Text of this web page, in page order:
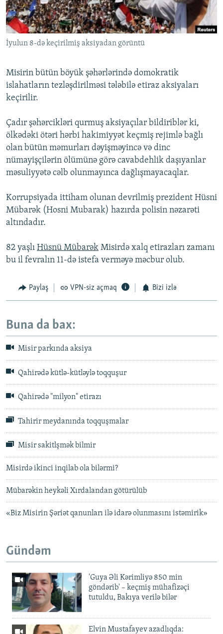
İNFOQRAFIKA
KARIKATURA
AZƏRBAYCAN ƏDƏBIYYATI KITABXANASI
İSLAM VƏ DEMOKRATIYA
İZ - MƏDƏNIYYƏT PROQRAMI
MISSIYAMIZ
PEŞƏ ETIKASI VƏ JURNALISTIKA STANDARTLARIMIZ
MATERIALLARIMIZDAN ISTIFADƏ
BIZIMLƏ ƏLAQƏ
XƏBƏR BÜLLETENLƏRIMIZ
BIZI IZLƏ
İyulun 8-də keçirilmiş aksiyadan görüntü
Misirin bütün böyük şəhərlərində domokratik
islahatların tezləşdirilməsi tələbilə etiraz aksiyaları
keçirilir.
Çadır şəhərcikləri qurmuş aksiyaçılar bildiriblər ki,
ölkədəki ötəri hərbi hakimiyyət keçmiş rejimlə bağlı
olan bütün məmurları dəyişməyincə və dinc
nümayişçilərin ölümünə görə cavabdehlik daşıyanlar
məsuliyyətə cəlb olunmayınca dağlışmayacaqlar.
Korrupsiyada ittiham olunan devrilmiş prezident Hüsni
Mübarək (Hosni Mubarak) hazırda polisin nəzarəti
altındadır.
82 yaşlı Hüsnü Mübarək Misirdə xalq etirazları zamanı
bu il fevralın 11-də istefa verməyə məcbur olub.
Paylaş VPN-siz açmaq Bizi izlə
Buna da bax:
Misir parkında aksiya
Qahirədə kütlə-kütləylə toqquşur
Qahirədə "milyon" etirazı
Tahirir meydanında toqquşmalar
Misir sakitlşmək bilmir
Misirdə ikinci inqilab ola bilərmi?
Mübarəkin heykəli Xırdalandan götürülüb
«Biz Misirin Şəriət qanunları ilə idarə olunmasını istəmirik»
Gündəm
'Guya Əli Kərimliyə 850 min
göndərib' – keçmiş mühafizəçi
tutuldu, Bakıya verilə bilər
Elvin Mustafayev azadlıqda: